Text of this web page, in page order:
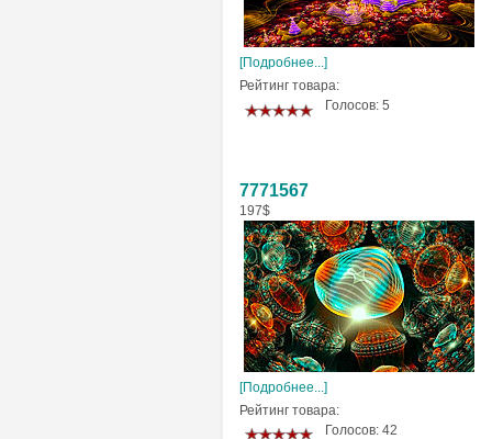
[Подробнее...]
Рейтинг товара:
Голосов: 5
7771567
197$
[Подробнее...]
Рейтинг товара:
Голосов: 42